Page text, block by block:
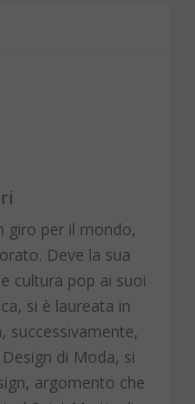
giro per il mondo,
Deve la sua
cultura pop ai suoi
si è laureata in
successivamente,
di Moda, si
argomento che